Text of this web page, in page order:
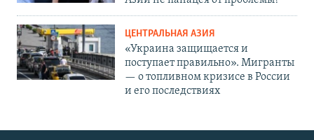
ЦЕНТРАЛЬНАЯ АЗИЯ
«Украина защищается и
поступает правильно». Мигранты
— о топливном кризисе в России
и его последствиях